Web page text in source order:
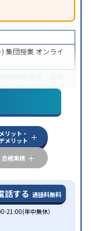
集団授業 オンライ
部受験
の定着総合型選抜
特化対策
学金制度あり成績
登校生に対応
季節講習のみの受講
メリット・
メリット
合格実績
話する 通話料無料
21:00(年中無休）